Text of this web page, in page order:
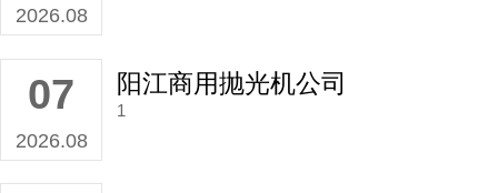
2026.08
07
2026.08
阳江商用抛光机公司
1